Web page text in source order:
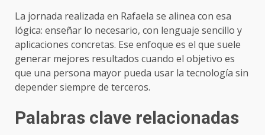
La jornada realizada en Rafaela se alinea con esa
lógica: enseñar lo necesario, con lenguaje sencillo y
aplicaciones concretas. Ese enfoque es el que suele
generar mejores resultados cuando el objetivo es
que una persona mayor pueda usar la tecnología sin
depender siempre de terceros.
Palabras clave relacionadas